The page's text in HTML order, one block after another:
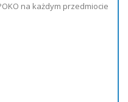
na każdym przedmiocie